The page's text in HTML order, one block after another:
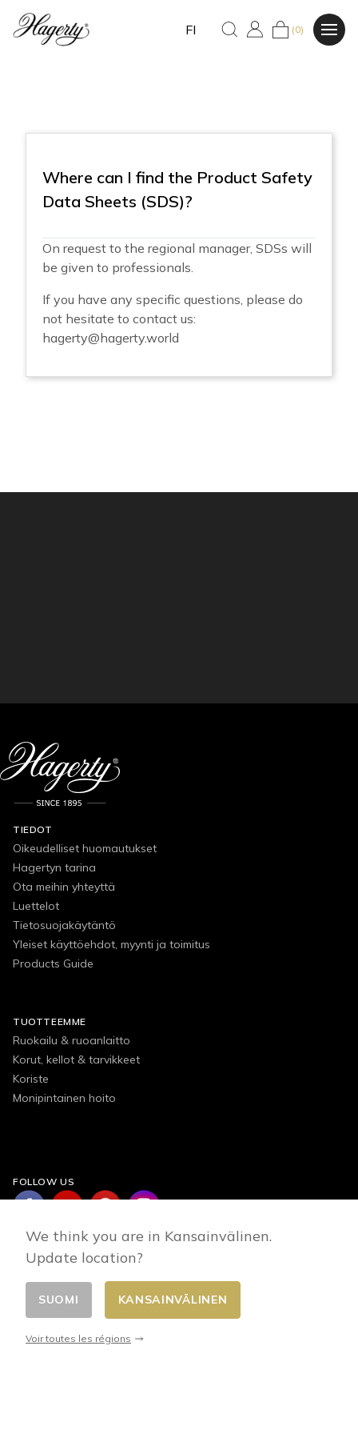
FI (0)
Where can I find the Product Safety
Data Sheets (SDS)?
On request to the regional manager, SDSs will
be given to professionals.
If you have any specific questions, please do
not hesitate to contact us:
hagerty@hagerty.world
TIEDOT
Oikeudelliset huomautukset
Hagertyn tarina
Ota meihin yhteyttä
Luettelot
Tietosuojakäytäntö
Yleiset käyttöehdot, myynti ja toimitus
Products Guide
TUOTTEEMME
Ruokailu & ruoanlaitto
Korut, kellot & tarvikkeet
Koriste
Monipintainen hoito
FOLLOW US
Changer de pays
We think you are in Kansainvälinen.
Update location?
SUOMI KANSAINVÄLINEN
Voir toutes les régions